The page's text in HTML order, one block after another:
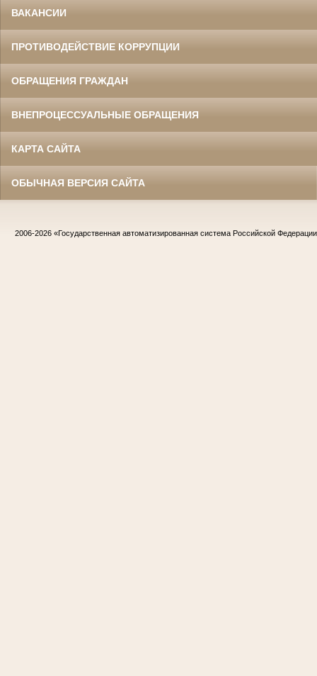
ВАКАНСИИ
ПРОТИВОДЕЙСТВИЕ КОРРУПЦИИ
ОБРАЩЕНИЯ ГРАЖДАН
ВНЕПРОЦЕССУАЛЬНЫЕ ОБРАЩЕНИЯ
КАРТА САЙТА
ОБЫЧНАЯ ВЕРСИЯ САЙТА
2006-2026 «Государственная автоматизированная система Российской